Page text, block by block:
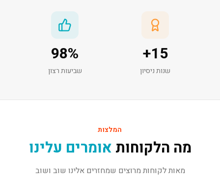
15
+
שנות ניסיון
98%
שביעות רצון
המלצות
מה הלקוחות אומרים עלינו
מאות לקוחות מרוצים שמחזרים אלינו שוב ושוב